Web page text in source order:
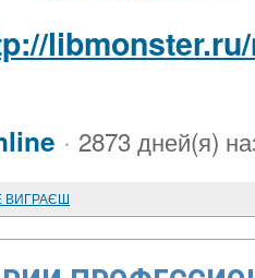
· 2873 дней(я)
ВИГРАЄШ